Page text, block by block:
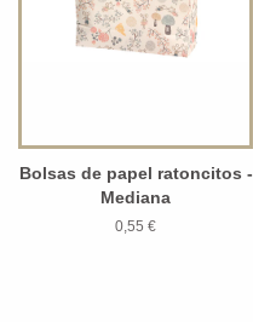
Bolsas de papel ratoncitos -
Mediana
0,55 €